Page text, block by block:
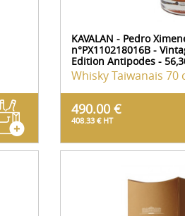
KAVALAN - Pedro
n°PX110218016B -
Edition Antipodes -
Whisky Taiwanais 70
490.00 €
408.33 € HT